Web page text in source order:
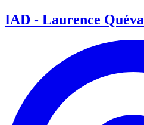
IAD - Laurence Quéva